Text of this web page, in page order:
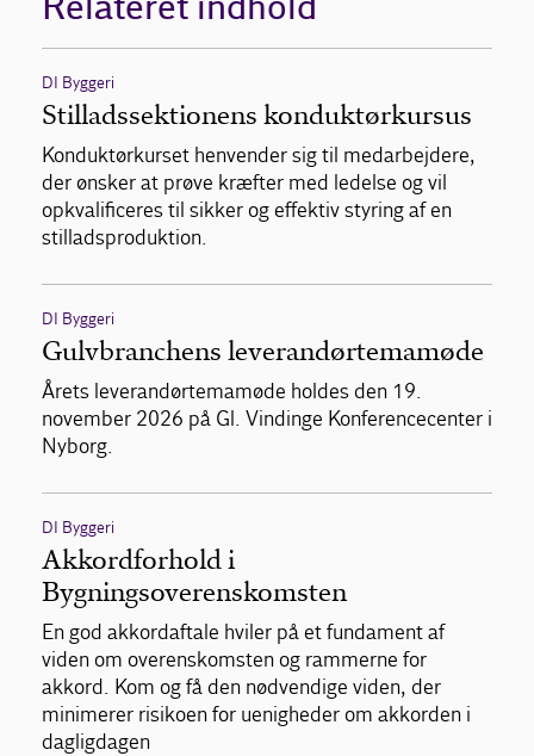
DI Byggeri
Stilladssektionens konduktørkursus
Konduktørkurset henvender sig til medarbejdere,
der ønsker at prøve kræfter med ledelse og vil
opkvalificeres til sikker og effektiv styring af en
stilladsproduktion.
DI Byggeri
Gulvbranchens leverandørtemamøde
Årets leverandørtemamøde holdes den 19.
november 2026 på Gl. Vindinge Konferencecenter i
Nyborg.
DI Byggeri
Akkordforhold i
Bygningsoverenskomsten
En god akkordaftale hviler på et fundament af
viden om overenskomsten og rammerne for
akkord. Kom og få den nødvendige viden, der
minimerer risikoen for uenigheder om akkorden i
dagligdagen